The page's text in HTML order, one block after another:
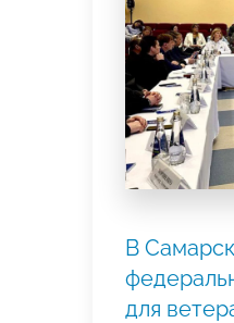
В
для